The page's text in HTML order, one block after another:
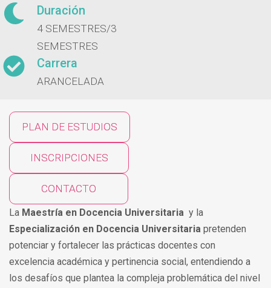
Duración
4 SEMESTRES/3
SEMESTRES
Carrera
ARANCELADA
PLAN DE ESTUDIOS
INSCRIPCIONES
CONTACTO
La Maestría en Docencia Universitaria y la
Especialización en Docencia Universitaria pretenden
potenciar y fortalecer las prácticas docentes con
excelencia académica y pertinencia social, entendiendo a
los desafíos que plantea la compleja problemática del nivel